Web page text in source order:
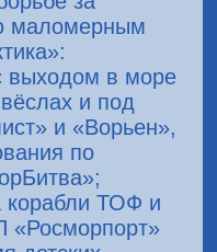
маломерным
выходом в море
и под
и «Ворьен»,
по
корабли ТОФ и
«Росморпорт»